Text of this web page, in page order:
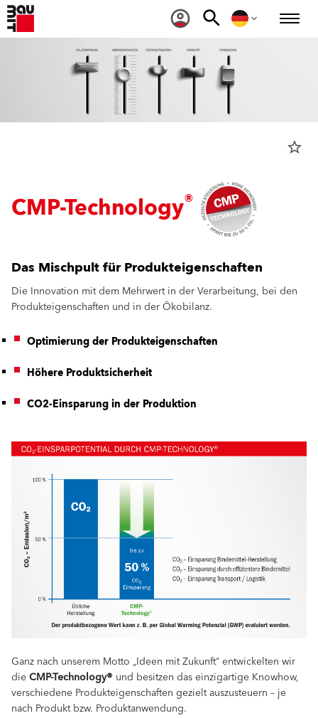
star_border
CMP-Technology®
Das Mischpult für Produkteigenschaften
Die Innovation mit dem Mehrwert in der Verarbeitung, bei den
Produkteigenschaften und in der Ökobilanz.
Optimierung der Produkteigenschaften
Höhere Produktsicherheit
CO2-Einsparung in der Produktion
Ganz nach unserem Motto „Ideen mit Zukunft“ entwickelten wir
dieCMP-Technology® und besitzen das einzigartige Knowhow,
verschiedene Produkteigenschaften gezielt auszusteuern – je
nach Produkt bzw. Produktanwendung.